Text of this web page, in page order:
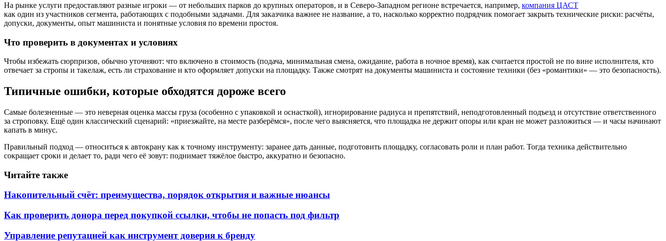
На рынке услуги предоставляют разные игроки — от небольших парков до крупных операторов, и в Северо-Западном регионе встречается, например, компания ЦАСТ
как один из участников сегмента, работающих с подобными задачами. Для заказчика важнее не название, а то, насколько корректно подрядчик помогает закрыть технические риски: расчёты,
допуски, документы, опыт машиниста и понятные условия по времени простоя.
Что проверить в документах и условиях
Чтобы избежать сюрпризов, обычно уточняют: что включено в стоимость (подача, минимальная смена, ожидание, работа в ночное время), как считается простой не по вине исполнителя, кто
отвечает за стропы и такелаж, есть ли страхование и кто оформляет допуски на площадку. Также смотрят на документы машиниста и состояние техники (без «романтики» — это безопасность).
Типичные ошибки, которые обходятся дороже всего
Самые болезненные — это неверная оценка массы груза (особенно с упаковкой и оснасткой), игнорирование радиуса и препятствий, неподготовленный подъезд и отсутствие ответственного
за строповку. Ещё один классический сценарий: «приезжайте, на месте разберёмся», после чего выясняется, что площадка не держит опоры или кран не может разложиться — и часы начинают
капать в минус.
Правильный подход — относиться к автокрану как к точному инструменту: заранее дать данные, подготовить площадку, согласовать роли и план работ. Тогда техника действительно
сокращает сроки и делает то, ради чего её зовут: поднимает тяжёлое быстро, аккуратно и безопасно.
Читайте также
Накопительный счёт: преимущества, порядок открытия и важные нюансы
Как проверить донора перед покупкой ссылки, чтобы не попасть под фильтр
Управление репутацией как инструмент доверия к бренду